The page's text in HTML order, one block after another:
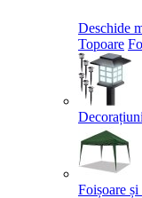
Deschide
Topoare
Foișoare